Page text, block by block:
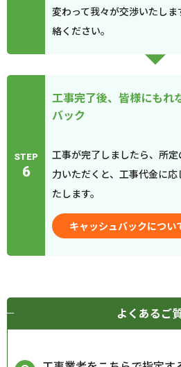
変わって我々が交渉いたし
絡ください。
STEP
6
工事完了後、皆様にもれ
バック
工事が完了しましたら、所
力いただくと、工事代金に
たします。
キャッシュバックについ
よくあるご